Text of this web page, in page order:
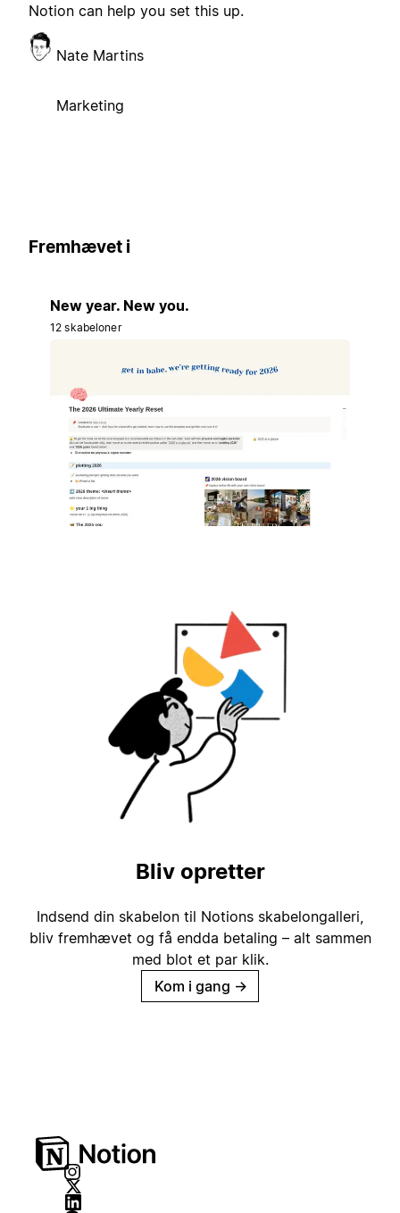
Notion can help you set this up.
Nate Martins
Marketing
Fremhævet i
New year. New you.
12 skabeloner
Bliv opretter
Indsend din skabelon til Notions skabelongalleri,
bliv fremhævet og få endda betaling – alt sammen
med blot et par klik.
Kom i gang →